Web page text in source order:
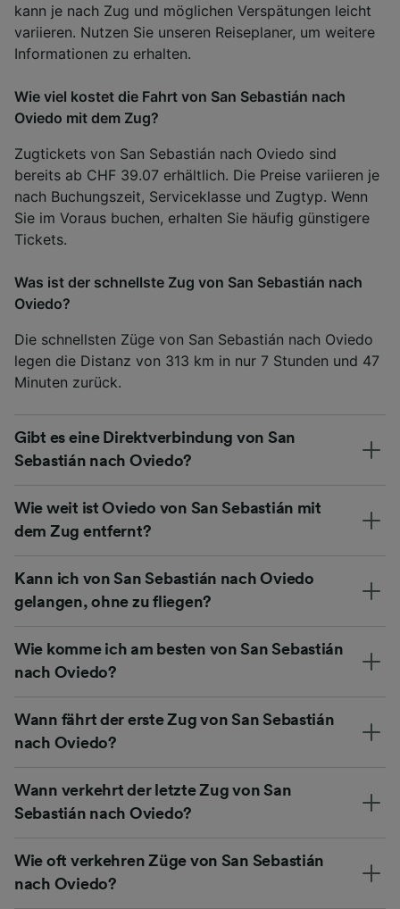
kann je nach Zug und möglichen Verspätungen leicht
variieren. Nutzen Sie unseren Reiseplaner, um weitere
Informationen zu erhalten.
Wie viel kostet die Fahrt von San Sebastián nach
Oviedo mit dem Zug?
Zugtickets von San Sebastián nach Oviedo sind
bereits ab CHF 39.07 erhältlich. Die Preise variieren je
nach Buchungszeit, Serviceklasse und Zugtyp. Wenn
Sie im Voraus buchen, erhalten Sie häufig günstigere
Tickets.
Was ist der schnellste Zug von San Sebastián nach
Oviedo?
Die schnellsten Züge von San Sebastián nach Oviedo
legen die Distanz von 313 km in nur 7 Stunden und 47
Minuten zurück.
Gibt es eine Direktverbindung von San
Sebastián nach Oviedo?
Wie weit ist Oviedo von San Sebastián mit
dem Zug entfernt?
Kann ich von San Sebastián nach Oviedo
gelangen, ohne zu fliegen?
Wie komme ich am besten von San Sebastián
nach Oviedo?
Wann fährt der erste Zug von San Sebastián
nach Oviedo?
Wann verkehrt der letzte Zug von San
Sebastián nach Oviedo?
Wie oft verkehren Züge von San Sebastián
nach Oviedo?